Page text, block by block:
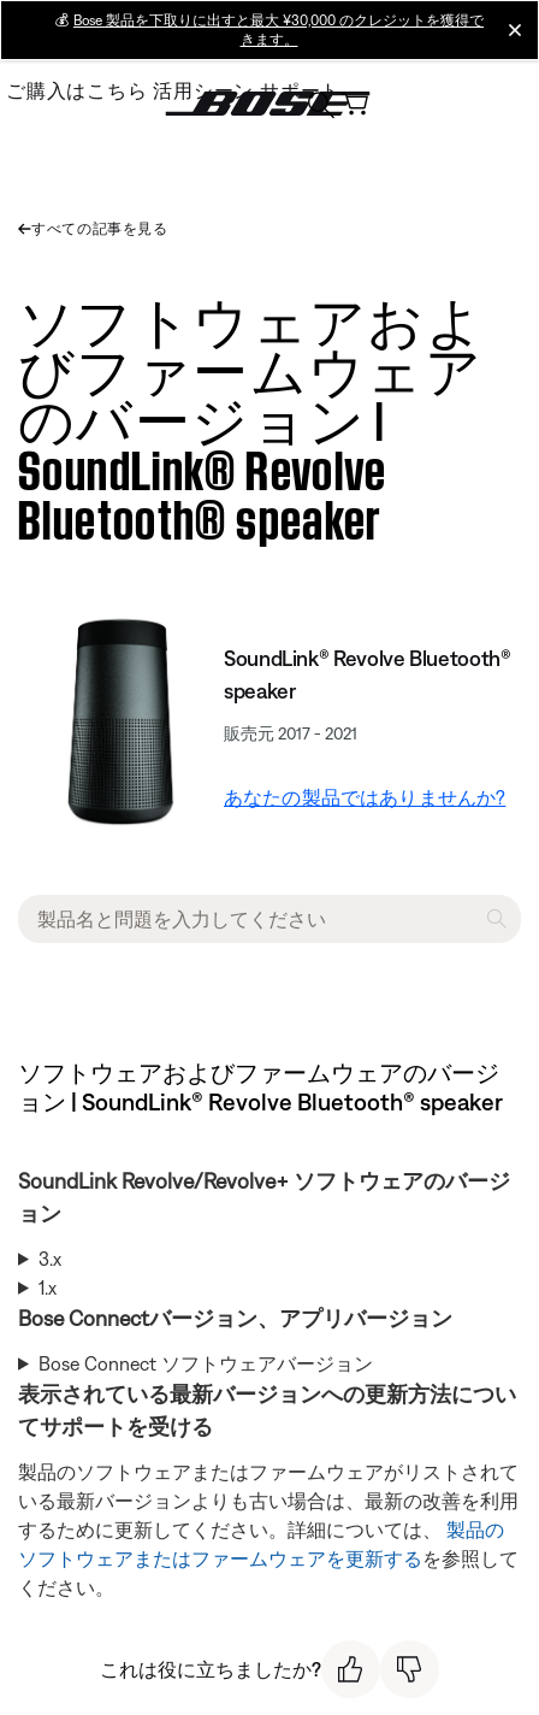
Main
💰 Bose 製品を下取りに出すと最大 ¥30,000 のクレジットを獲得で
きます。
ご購入はこちら 活用シーン サポート
すべての記事を見る
ソフトウェアおよ
びファームウェア
のバージョン |
SoundLink® Revolve
Bluetooth® speaker
SoundLink® Revolve Bluetooth®
speaker
販売元 2017 - 2021
あなたの製品ではありませんか?
ソフトウェアおよびファームウェアのバージ
ョン | SoundLink® Revolve Bluetooth® speaker
SoundLink Revolve/Revolve+ ソフトウェアのバージ
ョン
3.x
1.x
Bose Connectバージョン、アプリバージョン
Bose Connect ソフトウェアバージョン
表示されている最新バージョンへの更新方法につい
てサポートを受ける
製品のソフトウェアまたはファームウェアがリストされて
いる最新バージョンよりも古い場合は、最新の改善を利用
するために更新してください。詳細については、 製品の
ソフトウェアまたはファームウェアを更新する を参照して
ください。
これは役に立ちましたか?